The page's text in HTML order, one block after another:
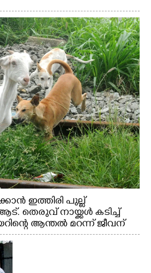
ഇത്തിരി പുല്ല്
തെരുവ് നായ്ക്കൾ കടിച്ച്
ആന്തൽ മറന്ന് ജീവന്
വാത്തുരുത്തിയിൽ